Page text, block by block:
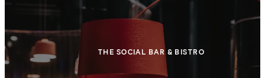
THE SOCIAL BAR & BISTRO